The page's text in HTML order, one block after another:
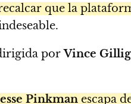
que la
porVince
Pinkman escapa